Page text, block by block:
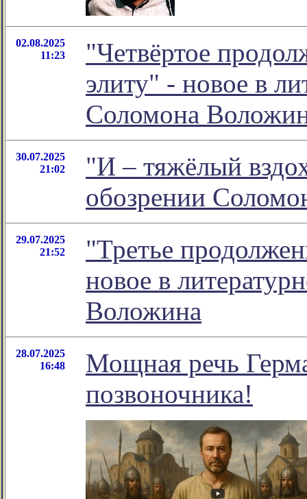
02.08.2025
11:23
"Четвёртое
элиту" - новое в
Соломона
30.07.2025
21:02
"И – тяжёлый
обозрении
29.07.2025
21:52
"Третье
новое в
Воложина
28.07.2025
16:48
Мощная речь
позвоночника!